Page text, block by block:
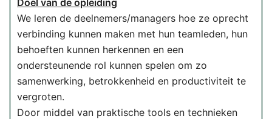
We leren de deelnemers/managers hoe ze oprecht
verbinding kunnen maken met hun teamleden, hun
behoeften kunnen herkennen en een
ondersteunende rol kunnen spelen om zo
samenwerking, betrokkenheid en productiviteit te
vergroten.
Door middel van praktische tools en technieken